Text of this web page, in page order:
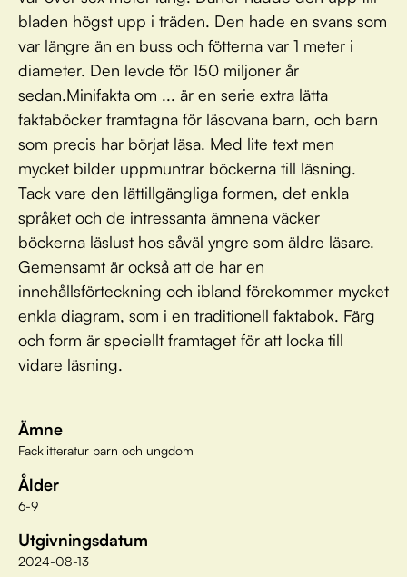
bladen högst upp i träden. Den hade en svans som
var längre än en buss och fötterna var 1 meter i
diameter. Den levde för 150 miljoner år
sedan.Minifakta om ... är en serie extra lätta
faktaböcker framtagna för läsovana barn, och barn
som precis har börjat läsa. Med lite text men
mycket bilder uppmuntrar böckerna till läsning.
Tack vare den lättillgängliga formen, det enkla
språket och de intressanta ämnena väcker
böckerna läslust hos såväl yngre som äldre läsare.
Gemensamt är också att de har en
innehållsförteckning och ibland förekommer mycket
enkla diagram, som i en traditionell faktabok. Färg
och form är speciellt framtaget för att locka till
vidare läsning.
Ämne
Facklitteratur barn och ungdom
Ålder
6-9
Utgivningsdatum
2024-08-13